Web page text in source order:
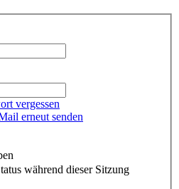
vergessen
erneut senden
während dieser Sitzung